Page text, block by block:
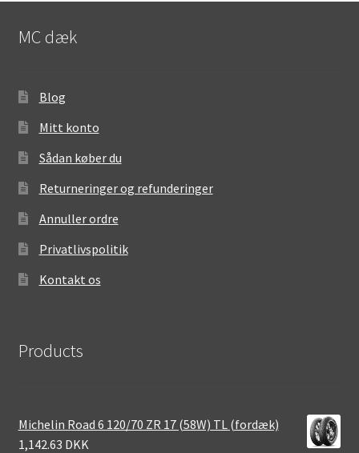
MC dæk
Blog
Mitt konto
Sådan køber du
Returneringer og refunderinger
Annuller ordre
Privatlivspolitik
Kontakt os
Products
Michelin Road 6 120/70 ZR 17 (58W) TL (fordæk)
1,142.63 DKK